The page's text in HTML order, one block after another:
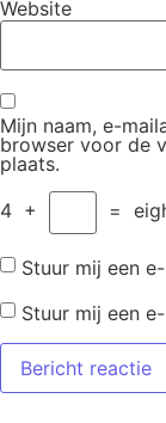
Website
Mijn naam, e-
browser voor de
plaats.
4 + =
Stuur mij een
Stuur mij een